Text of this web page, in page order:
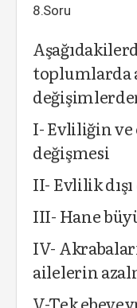
8.Soru
toplumlarda
I- Evliliğin ve
değişmesi
II- Evlilik
III- Hane
IV-
ailelerin
V-Tek